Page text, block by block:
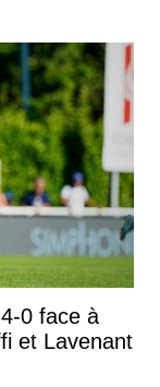
0 face à
et Lavenant